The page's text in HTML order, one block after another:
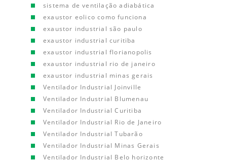
sistema de ventilação adiabática
exaustor eolico como funciona
exaustor industrial são paulo
exaustor industrial curitiba
exaustor industrial florianopolis
exaustor industrial rio de janeiro
exaustor industrial minas gerais
Ventilador Industrial Joinville
Ventilador Industrial Blumenau
Ventilador Industrial Curitiba
Ventilador Industrial Rio de Janeiro
Ventilador Industrial Tubarão
Ventilador Industrial Minas Gerais
Ventilador Industrial Belo horizonte